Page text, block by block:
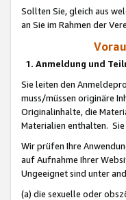
Sollten Sie, gleich aus
an Sie im Rahmen der
1. Anmeldung und
Sie leiten den
muss/müssen originäre
Originalinhalte, die
Materialien enthalten.
Wir prüfen Ihre
auf Aufnahme Ihrer
Ungeeignet sind unter
(a) die sexuelle oder